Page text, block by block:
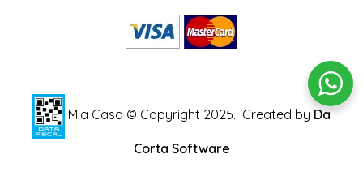
Mia Casa © Copyright 2025. Created by Da
Corta Software